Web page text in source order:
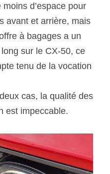
d’espace pour
avant et arrière, mais
à bagages a un
sur le CX-50, ce
tenu de la vocation
cas, la qualité des
est impeccable.